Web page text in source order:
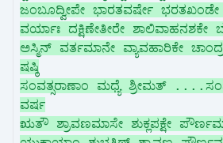
ಜಂಬೂದ್ವೀಪೇ ಭಾರತವರ್ಷೇ
ವರ್ಯಾಃ ದಕ್ಷಿಣೇತೀರೇ ಶಾಲಿವಾಹನಶಕೇ
ಅಸ್ಮಿನ್ ವರ್ತಮಾನೇ ವ್ಯಾವಹಾರಿಕೇ
ಷಷ್ಠಿ
ಸಂವತ್ಸರಾಣಾಂ ಮಧ್ಯೆ ಶ್ರೀಮತ್
ವರ್ಷ
ಋತೌ ಶ್ರಾವಣಮಾಸೇ ಶುಕ್ಲಪಕ್ಷೇ